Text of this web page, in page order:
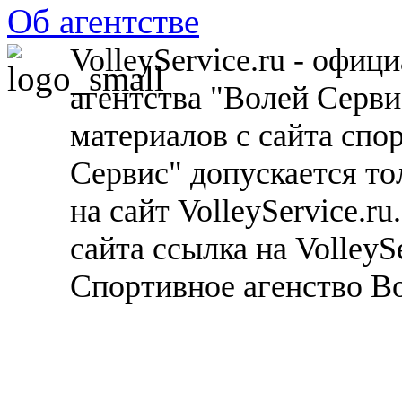
Об агентстве
VolleyService.ru -
агентства "Волей
материалов с сайта
Сервис" допускается
на сайт
сайта ссылка на
Спортивное агенство